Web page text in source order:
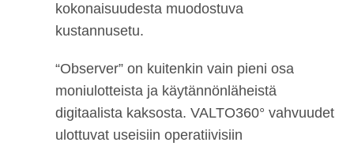
kokonaisuudesta muodostuva
kustannusetu.
“Observer” on kuitenkin vain pieni osa
moniulotteista ja käytännönläheistä
digitaalista kaksosta. VALTO360° vahvuudet
ulottuvat useisiin operatiivisiin